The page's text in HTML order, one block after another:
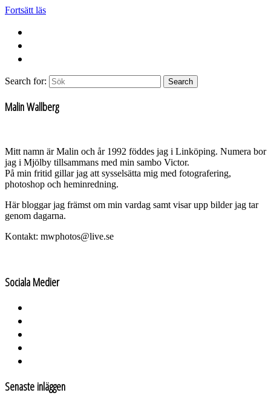
Fortsätt läs
Search for: Search
Malin Wallberg
Mitt namn är Malin och år 1992 föddes jag i Linköping. Numera bor
jag i Mjölby tillsammans med min sambo Victor.
På min fritid gillar jag att sysselsätta mig med fotografering,
photoshop och heminredning.
Här bloggar jag främst om min vardag samt visar upp bilder jag tar
genom dagarna.
Kontakt: mwphotos@live.se
Sociala Medier
Senaste inläggen